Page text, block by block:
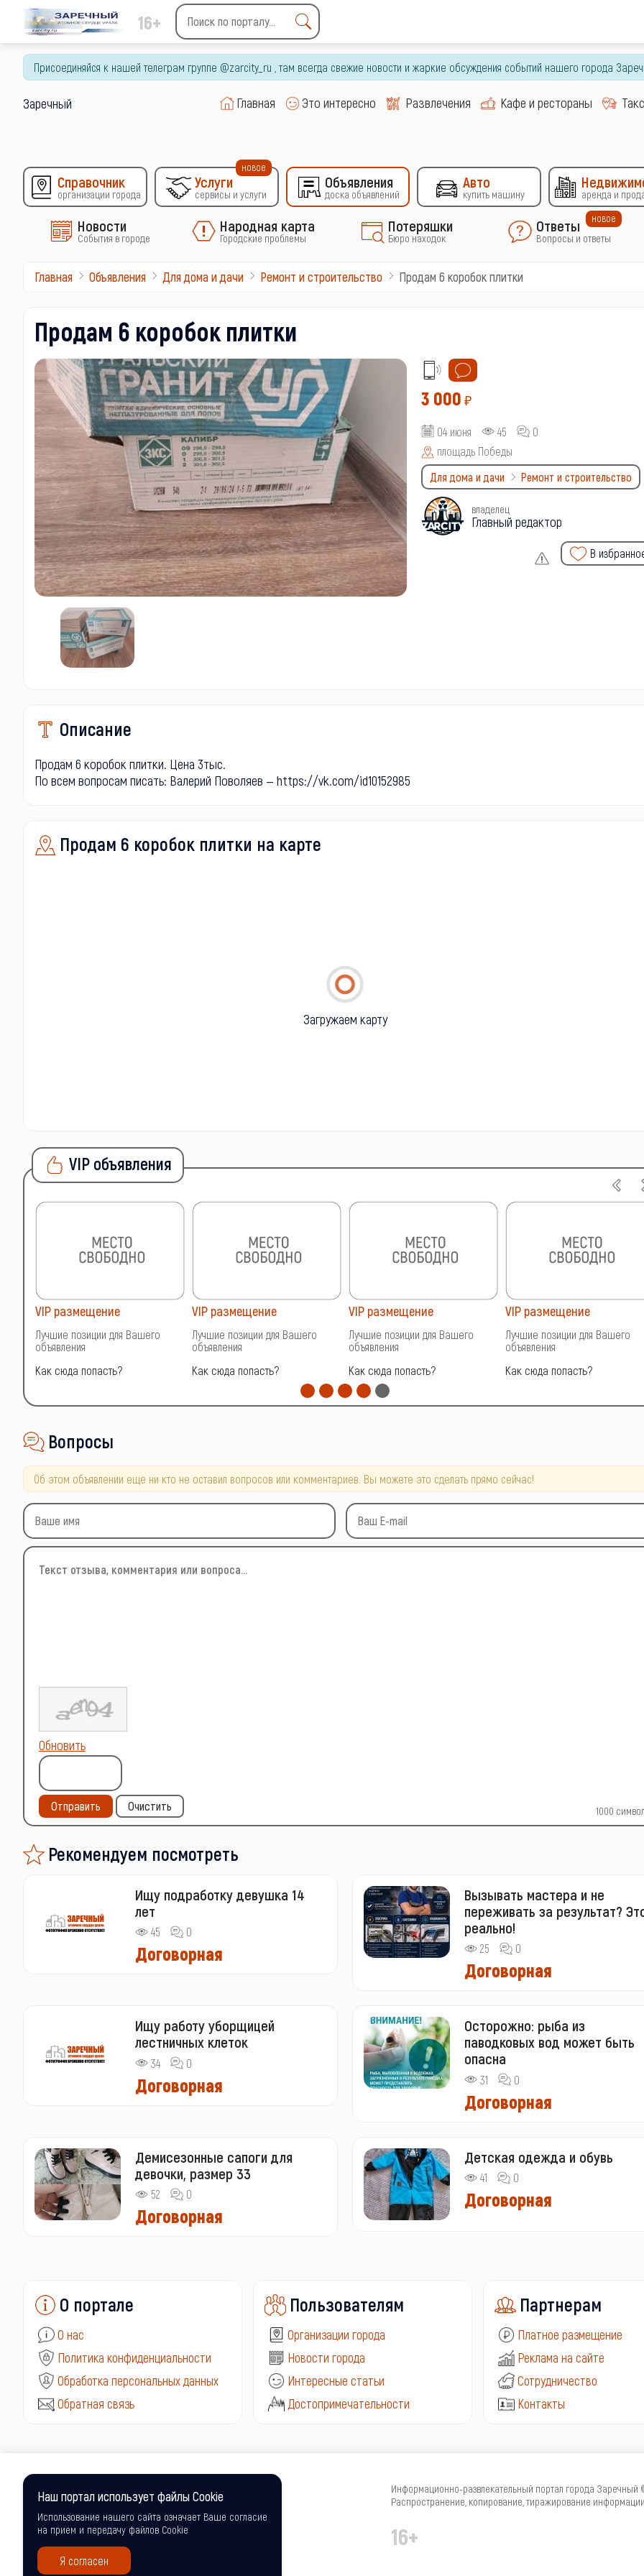
16+
Type 2 or more characters
for results.
Присоединяйся к нашей телеграм группе @zarcity_ru , там всегда свежие новости и жаркие обсуждения событий нашего города
Заречный Главная Это интересно Развлечения Кафе и рестораны
Справочник
организации города
Услуги
сервисы и услуги
новое
Объявления
доска объявлений
Авто
купить машину аренда и
Новости
События в городе
Народная карта
Городские проблемы
Потеряшки
Бюро находок
Ответы
Вопросы и ответы
новое
Главная Объявления Для дома и дачи Ремонт и строительство Продам 6 коробок плитки
Продам 6 коробок плитки
3 000 ₽
04 июня 45
0
площадь Победы
Для дома и дачи
Ремонт и строительство
владелец
Главный редактор
В
Описание
Продам 6 коробок плитки. Цена 3тыс.
По всем вопросам писать: Валерий Поволяев — https://vk.com/id10152985
Продам 6 коробок плитки на карте
Загружаем карту
VIP объявления
VIP размещение
Лучшие позиции для Вашего
объявления
Как сюда попасть?
VIP размещение
Лучшие позиции для Вашего
объявления
Как сюда попасть?
VIP размещение
Лучшие позиции для Вашего
объявления
Как сюда попасть?
VIP размещение
Лучшие позиции для Вашего
объявления
Как сюда попасть?
Вопросы
Об этом объявлении еще ни кто не оставил вопросов или комментариев. Вы можете это сделать прямо сейчас!
1000
Обновить
Отправить Очистить
Рекомендуем посмотреть
Ищу подработку девушка 14
лет
45 0
Договорная
Вызывать мастера и не
переживать за результат?
реально!
25 0
Договорная
Ищу работу уборщицей
лестничных клеток
34 0
Договорная
Осторожно: рыба из
паводковых вод может быть
опасна
31 0
Договорная
Демисезонные сапоги для
девочки, размер 33
52 0
Договорная
Детская одежда и обувь
41 0
Договорная
О портале
О нас
Политика конфиденциальности
Обработка персональных данных
Обратная связь
Пользователям
Организации города
Новости города
Интересные статьи
Достопримечательности
Партнерам
Платное размещение
Реклама на сайте
Сотрудничество
Контакты
Информационно-развлекательный портал города Заречный
Распространение, копирование, тиражирование
16+
Наш портал использует файлы Cookie
Использование нашего сайта означает Ваше согласие
на прием и передачу файлов Cookie
Я согласен